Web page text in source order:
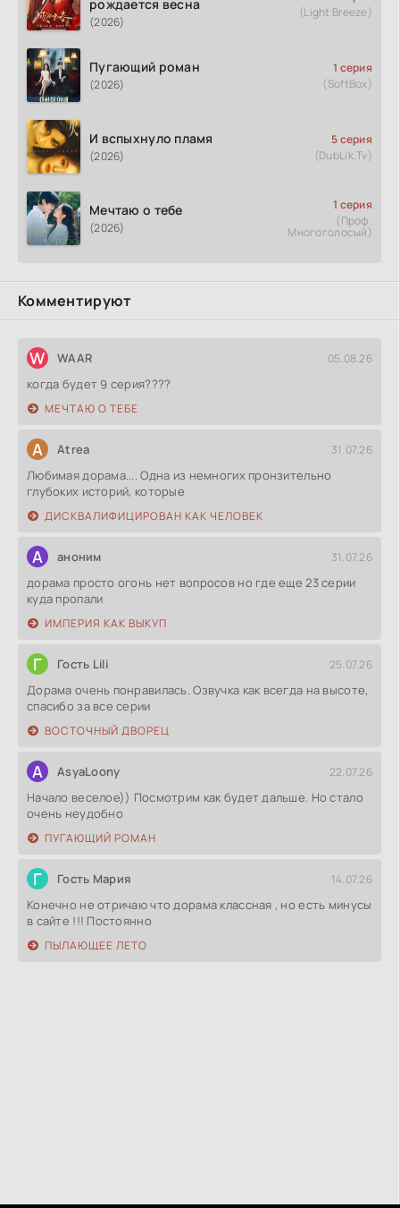
рождается весна
(2026)
(Light Breeze)
Пугающий роман
(2026)
1 серия
(SoftBox)
И вспыхнуло пламя
(2026)
5 серия
(DubLik.Tv)
Мечтаю о тебе
(2026)
1 серия
(Проф.
Многоголосый)
Комментируют
W WAAR 05.08.26
когда будет 9 серия????
МЕЧТАЮ О ТЕБЕ
A Atrea 31.07.26
Любимая дорама.... Одна из немногих пронзительно
глубоких историй, которые
ДИСКВАЛИФИЦИРОВАН КАК ЧЕЛОВЕК
А аноним 31.07.26
дорама просто огонь нет вопросов но где еще 23 серии
куда пропали
ИМПЕРИЯ КАК ВЫКУП
Г Гость Lili 25.07.26
Дорама очень понравилась. Озвучка как всегда на высоте,
спасибо за все серии
ВОСТОЧНЫЙ ДВОРЕЦ
A AsyaLoony 22.07.26
Начало веселое)) Посмотрим как будет дальше. Но стало
очень неудобно
ПУГАЮЩИЙ РОМАН
Г Гость Мария 14.07.26
Конечно не отричаю что дорама классная , но есть минусы
в сайте !!! Постоянно
ПЫЛАЮЩЕЕ ЛЕТО